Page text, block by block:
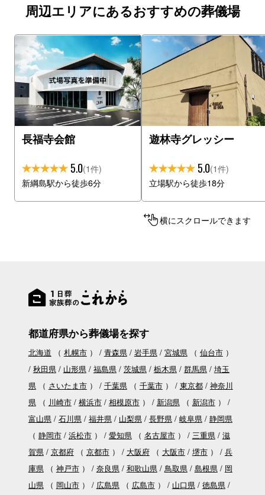
周辺エリアにあるおすすめの葬儀場
長福寺会館
5.0(1件)
新綱島駅から徒歩6分
遊林寺グレッシー
5.0(1件)
立場駅から徒歩18分
横にスクロールできます
都道府県から葬儀場を探す
北海道 （ 札幌市） 青森県 岩手県 宮城県（ 仙台市）
秋田県
山形県 福島県 茨城県 栃木県 群馬県
埼玉
県（ さいたま市） 千葉県（ 千葉市） 東京都
神奈川
県（ 川崎市 横浜市 相模原市） 新潟県（ 新潟市）
富山県
石川県 福井県 山梨県 長野県 岐阜県
静岡県
（ 静岡市 浜松市） 愛知県（ 名古屋市） 三重県
滋
賀県
京都府（ 京都市） 大阪府（ 大阪市 堺市）
兵
庫県（ 神戸市） 奈良県 和歌山県 鳥取県 島根県
岡
山県（ 岡山市） 広島県（ 広島市） 山口県
徳島県